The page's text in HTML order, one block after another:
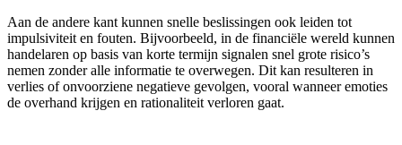
Aan de andere kant kunnen snelle beslissingen ook leiden tot
impulsiviteit en fouten. Bijvoorbeeld, in de financiële wereld kunnen
handelaren op basis van korte termijn signalen snel grote risico’s
nemen zonder alle informatie te overwegen. Dit kan resulteren in
verlies of onvoorziene negatieve gevolgen, vooral wanneer emoties
de overhand krijgen en rationaliteit verloren gaat.